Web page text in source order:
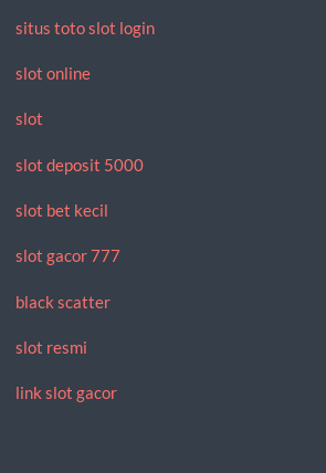
situs toto slot login
slot online
slot
slot deposit 5000
slot bet kecil
slot gacor 777
black scatter
slot resmi
link slot gacor